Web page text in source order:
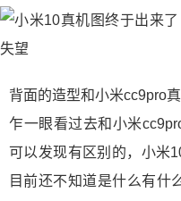
背面的造型和小米cc9pro
乍一眼看过去和小米
可以发现有区别的，小米
目前还不知道是什么有什